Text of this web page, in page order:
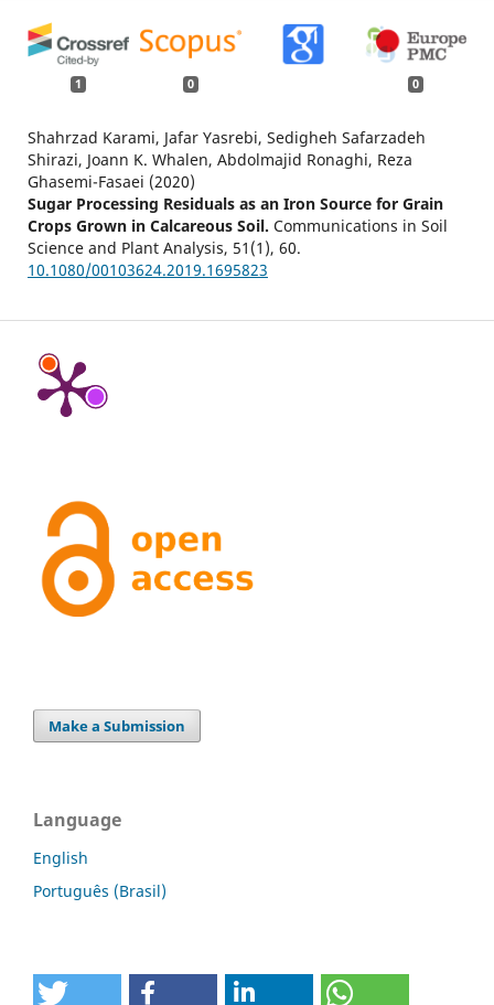
1 0 0
Shahrzad Karami, Jafar Yasrebi, Sedigheh Safarzadeh
Shirazi, Joann K. Whalen, Abdolmajid Ronaghi, Reza
Ghasemi-Fasaei (2020)
Sugar Processing Residuals as an Iron Source for Grain
Crops Grown in Calcareous Soil. Communications in Soil
Science and Plant Analysis, 51 (1), 60.
10.1080/00103624.2019.1695823
Make a Submission
Language
English
Português (Brasil)